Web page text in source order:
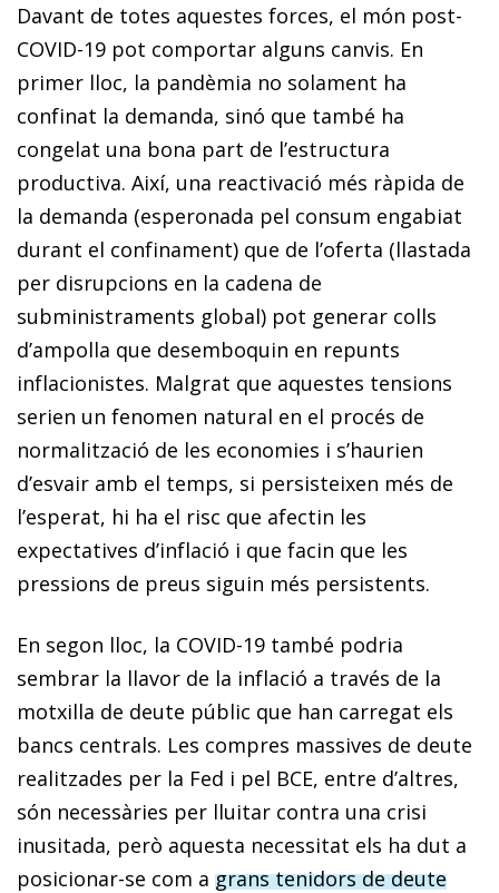
Davant de totes aquestes forces, el món post-
COVID-19 pot comportar alguns canvis. En
primer lloc, la pandèmia no solament ha
confinat la demanda, sinó que també ha
congelat una bona part de l’estructura
productiva. Així, una reactivació més ràpida de
la demanda (esperonada pel consum engabiat
durant el confinament) que de l’oferta (llastada
per disrupcions en la cadena de
subministraments global) pot generar colls
d’ampolla que desemboquin en repunts
inflacionistes. Malgrat que aquestes tensions
serien un fenomen natural en el procés de
normalització de les economies i s’haurien
d’esvair amb el temps, si persisteixen més de
l’esperat, hi ha el risc que afectin les
expectatives d’inflació i que facin que les
pressions de preus siguin més persistents.
En segon lloc, la COVID-19 també podria
sembrar la llavor de la inflació a través de la
motxilla de deute públic que han carregat els
bancs centrals. Les compres massives de deute
realitzades per la Fed i pel BCE, entre d’altres,
són necessàries per lluitar contra una crisi
inusitada, però aquesta necessitat els ha dut a
posicionar-se com a grans tenidors de deute